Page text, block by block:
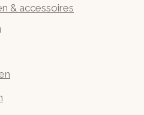
& accessoires